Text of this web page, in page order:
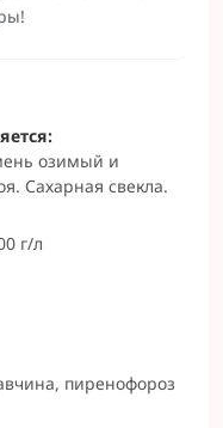
озимый и
Сахарная свекла.
г/л
пиренофороз